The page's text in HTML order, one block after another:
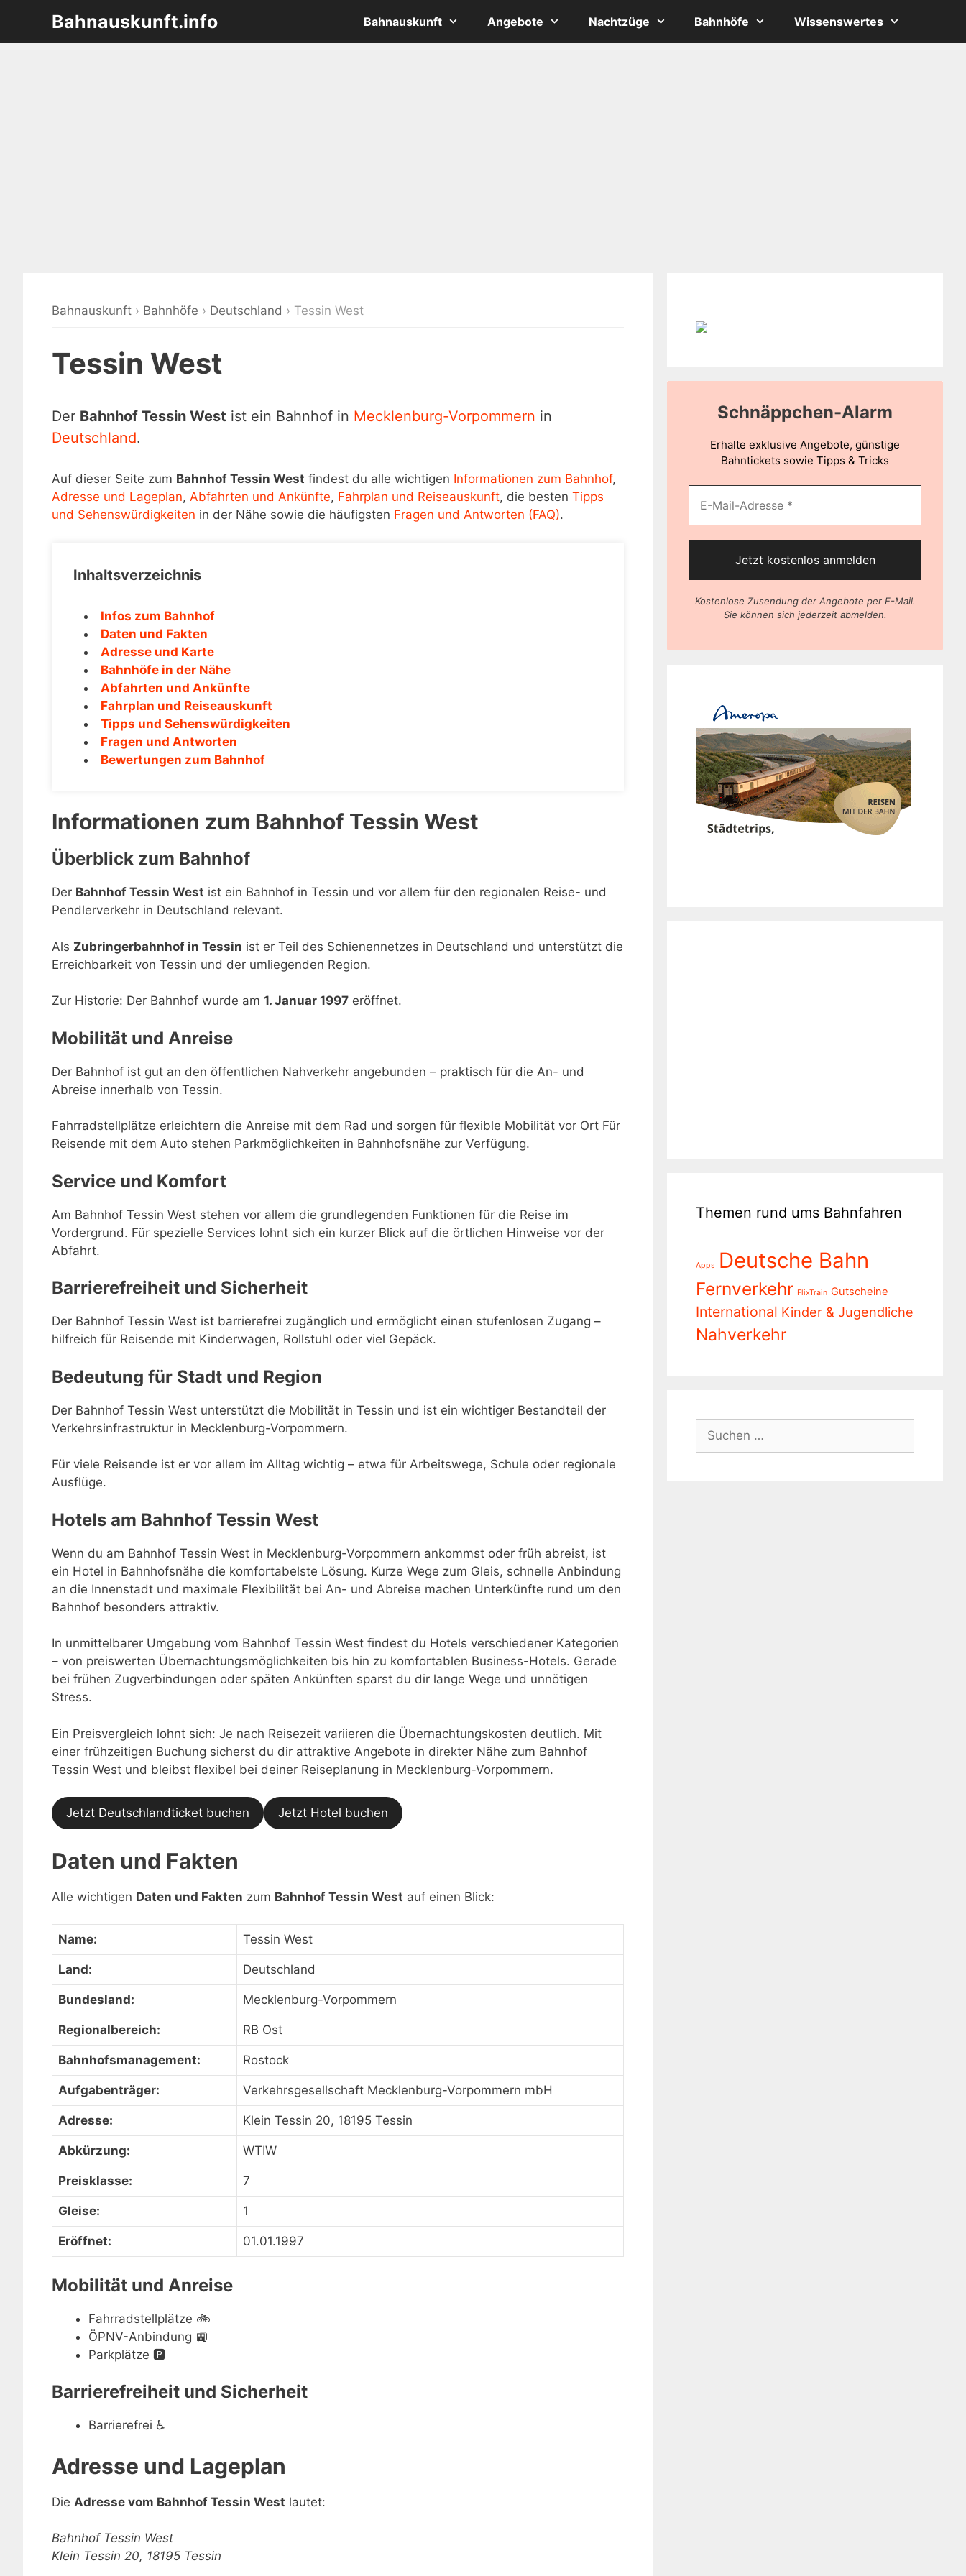
springen
Bahnauskunft.info Bahnauskunft Angebote Nachtzüge Bahnhöfe Wissenswertes
Bahnauskunft › Bahnhöfe › Deutschland › Tessin West
Tessin West
Der Bahnhof Tessin West ist ein Bahnhof in Mecklenburg-Vorpommern in
Deutschland.
Auf dieser Seite zum Bahnhof Tessin West findest du alle wichtigen Informationen zum Bahnhof,
Adresse und Lageplan, Abfahrten und Ankünfte, Fahrplan und Reiseauskunft, die besten Tipps
und Sehenswürdigkeiten in der Nähe sowie die häufigsten Fragen und Antworten (FAQ).
Inhaltsverzeichnis
Infos zum Bahnhof
Daten und Fakten
Adresse und Karte
Bahnhöfe in der Nähe
Abfahrten und Ankünfte
Fahrplan und Reiseauskunft
Tipps und Sehenswürdigkeiten
Fragen und Antworten
Bewertungen zum Bahnhof
Informationen zum Bahnhof Tessin West
Überblick zum Bahnhof
Der Bahnhof Tessin West ist ein Bahnhof in Tessin und vor allem für den regionalen Reise- und
Pendlerverkehr in Deutschland relevant.
Als Zubringerbahnhof in Tessin ist er Teil des Schienennetzes in Deutschland und unterstützt die
Erreichbarkeit von Tessin und der umliegenden Region.
Zur Historie: Der Bahnhof wurde am 1. Januar 1997 eröffnet.
Mobilität und Anreise
Der Bahnhof ist gut an den öffentlichen Nahverkehr angebunden – praktisch für die An- und
Abreise innerhalb von Tessin.
Fahrradstellplätze erleichtern die Anreise mit dem Rad und sorgen für flexible Mobilität vor Ort Für
Reisende mit dem Auto stehen Parkmöglichkeiten in Bahnhofsnähe zur Verfügung.
Service und Komfort
Am Bahnhof Tessin West stehen vor allem die grundlegenden Funktionen für die Reise im
Vordergrund. Für spezielle Services lohnt sich ein kurzer Blick auf die örtlichen Hinweise vor der
Abfahrt.
Barrierefreiheit und Sicherheit
Der Bahnhof Tessin West ist barrierefrei zugänglich und ermöglicht einen stufenlosen Zugang –
hilfreich für Reisende mit Kinderwagen, Rollstuhl oder viel Gepäck.
Bedeutung für Stadt und Region
Der Bahnhof Tessin West unterstützt die Mobilität in Tessin und ist ein wichtiger Bestandteil der
Verkehrsinfrastruktur in Mecklenburg-Vorpommern.
Für viele Reisende ist er vor allem im Alltag wichtig – etwa für Arbeitswege, Schule oder regionale
Ausflüge.
Hotels am Bahnhof Tessin West
Wenn du am Bahnhof Tessin West in Mecklenburg-Vorpommern ankommst oder früh abreist, ist
ein Hotel in Bahnhofsnähe die komfortabelste Lösung. Kurze Wege zum Gleis, schnelle Anbindung
an die Innenstadt und maximale Flexibilität bei An- und Abreise machen Unterkünfte rund um den
Bahnhof besonders attraktiv.
In unmittelbarer Umgebung vom Bahnhof Tessin West findest du Hotels verschiedener Kategorien
– von preiswerten Übernachtungsmöglichkeiten bis hin zu komfortablen Business-Hotels. Gerade
bei frühen Zugverbindungen oder späten Ankünften sparst du dir lange Wege und unnötigen
Stress.
Ein Preisvergleich lohnt sich: Je nach Reisezeit variieren die Übernachtungskosten deutlich. Mit
einer frühzeitigen Buchung sicherst du dir attraktive Angebote in direkter Nähe zum Bahnhof
Tessin West und bleibst flexibel bei deiner Reiseplanung in Mecklenburg-Vorpommern.
Jetzt Deutschlandticket buchen Jetzt Hotel buchen
Daten und Fakten
Alle wichtigen Daten und Fakten zum Bahnhof Tessin West auf einen Blick:
Name: Tessin West
Land: Deutschland
Bundesland: Mecklenburg-Vorpommern
Regionalbereich: RB Ost
Bahnhofsmanagement: Rostock
Aufgabenträger: Verkehrsgesellschaft Mecklenburg-Vorpommern mbH
Adresse: Klein Tessin 20, 18195 Tessin
Abkürzung: WTIW
Preisklasse: 7
Gleise: 1
Eröffnet: 01.01.1997
Mobilität und Anreise
Fahrradstellplätze 🚲
ÖPNV-Anbindung 🚉
Parkplätze 🅿️
Barrierefreiheit und Sicherheit
Barrierefrei ♿
Adresse und Lageplan
Die Adresse vom Bahnhof Tessin West lautet:
Bahnhof Tessin West
Klein Tessin 20, 18195 Tessin
Schnäppchen-Alarm
Erhalte exklusive Angebote, günstige
Bahntickets sowie Tipps & Tricks
Kostenlose Zusendung der Angebote per E-Mail.
Sie können sich jederzeit abmelden.
Themen rund ums Bahnfahren
Apps Deutsche Bahn
Fernverkehr FlixTrain Gutscheine
International Kinder & Jugendliche
Nahverkehr
nach: